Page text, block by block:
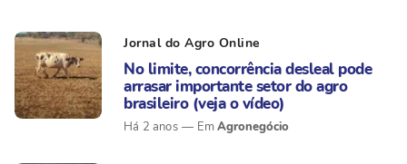
Jornal do Agro Online
No limite, concorrência desleal pode
arrasar importante setor do agro
brasileiro (veja o vídeo)
Há 2 anos Agronegócio